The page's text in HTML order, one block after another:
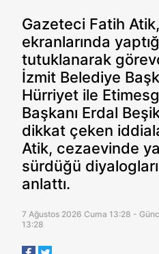
Gazeteci Fatih
ekranlarında
tutuklanarak
İzmit Belediye
Hürriyet ile
Başkanı Erdal
dikkat çeken
Atik, cezaevinde
sürdüğü diyalogları
anlattı.
7 Ağustos 2026 Cuma 13:28 -
13:28